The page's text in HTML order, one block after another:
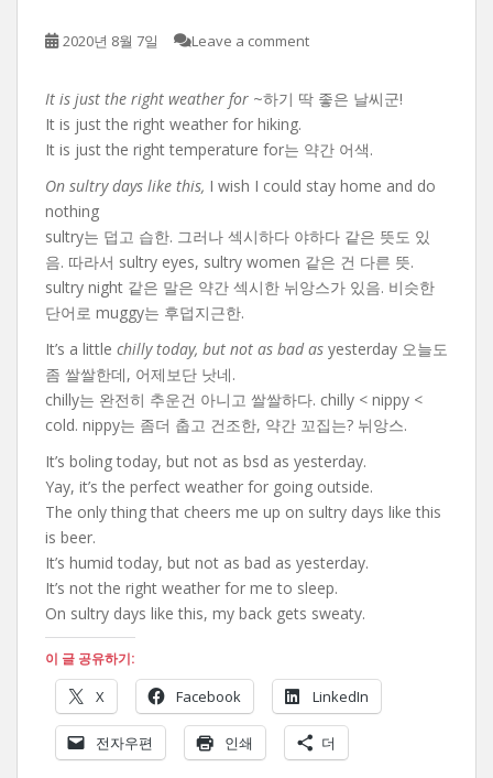
2020년 8월 7일 Leave a comment
It is just the right weather for ~하기 딱 좋은 날씨군!
It is just the right weather for hiking.
It is just the right temperature for는 약간 어색.
On sultry days like this, I wish I could stay home and do
nothing
sultry는 덥고 습한. 그러나 섹시하다 야하다 같은 뜻도 있
음. 따라서 sultry eyes, sultry women 같은 건 다른 뜻.
sultry night 같은 말은 약간 섹시한 뉘앙스가 있음. 비슷한
단어로 muggy는 후덥지근한.
It’s a little chilly today, but not as bad as yesterday 오늘도
좀 쌀쌀한데, 어제보단 낫네.
chilly는 완전히 추운건 아니고 쌀쌀하다. chilly < nippy <
cold. nippy는 좀더 춥고 건조한, 약간 꼬집는? 뉘앙스.
It’s boling today, but not as bsd as yesterday.
Yay, it’s the perfect weather for going outside.
The only thing that cheers me up on sultry days like this
is beer.
It’s humid today, but not as bad as yesterday.
It’s not the right weather for me to sleep.
On sultry days like this, my back gets sweaty.
이 글 공유하기:
X Facebook LinkedIn
전자우편 인쇄 더